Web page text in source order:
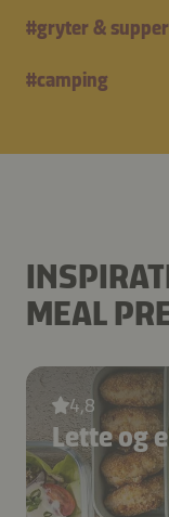
#gryter & supper
#camping
MEAL
4,8
Lette og